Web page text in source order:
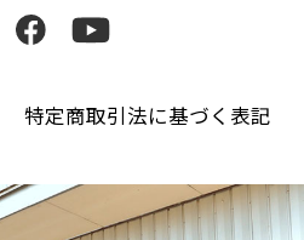
特定商取引法に基づく表記